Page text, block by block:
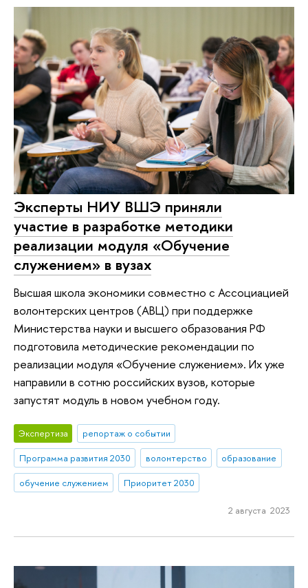
Эксперты НИУ ВШЭ приняли
участие в разработке методики
реализации модуля «Обучение
служением» в вузах
Высшая школа экономики совместно с Ассоциацией
волонтерских центров (АВЦ) при поддержке
Министерства науки и высшего образования РФ
подготовила методические рекомендации по
реализации модуля «Обучение служением». Их уже
направили в сотню российских вузов, которые
запустят модуль в новом учебном году.
Экспертиза
репортаж о событии
Программа развития 2030
волонтерство
образование
обучение служением
Приоритет 2030
2 августа 2023